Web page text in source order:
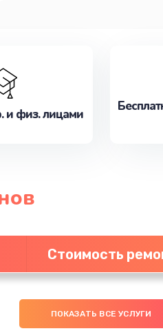
и физ. лицами
Стоимость
ПОКАЗАТЬ ВСЕ УСЛУГИ